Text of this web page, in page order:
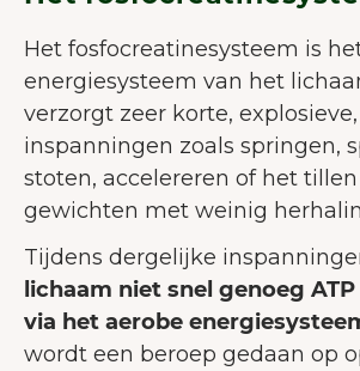
Het fosfocreatinesysteem is
energiesysteem van het
verzorgt zeer korte,
inspanningen zoals springen,
stoten, accelereren of het
gewichten met weinig
Tijdens dergelijke
lichaam niet snel genoeg
via het aerobe
wordt een beroep gedaan op